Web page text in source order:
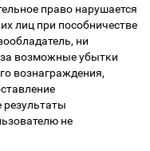
право нарушается
лиц при пособничестве
ни
за возможные убытки
вознаграждения,
результаты
не